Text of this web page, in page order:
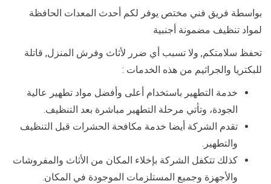
بواسطة فريق فني مختص يوفر لكم أحدث المعدات الحافظة
لمواد تنظيف مضمونة أجنبية
تحفظ سلامتكم, ولا تسبب أي ضرر لأثاث وفرش المنزل, قاتلة
للبكتريا والجراثيم من هذه الخدمات :
خدمة التطهير باستخدام أعلى وأفضل مواد تطهير عالية
الجودة، وتأتي مرحلة التطهير مباشرة بعد التنظيف.
تقدم الشركة أيضا خدمة مكافحة الحشرات قبل التنظيف
والتطهير.
كذلك تتكفل الشركة بإخلاء المكان من الأثاث والمفروشات
والأجهزة وجميع المستلزمات الموجودة في المكان.